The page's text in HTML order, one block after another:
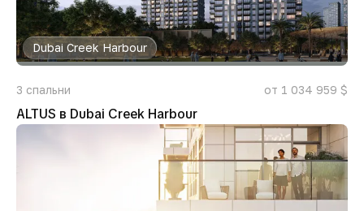
Dubai Creek Harbour
3 спальни от 1 034 959 $
ALTUS в Dubai Creek Harbour